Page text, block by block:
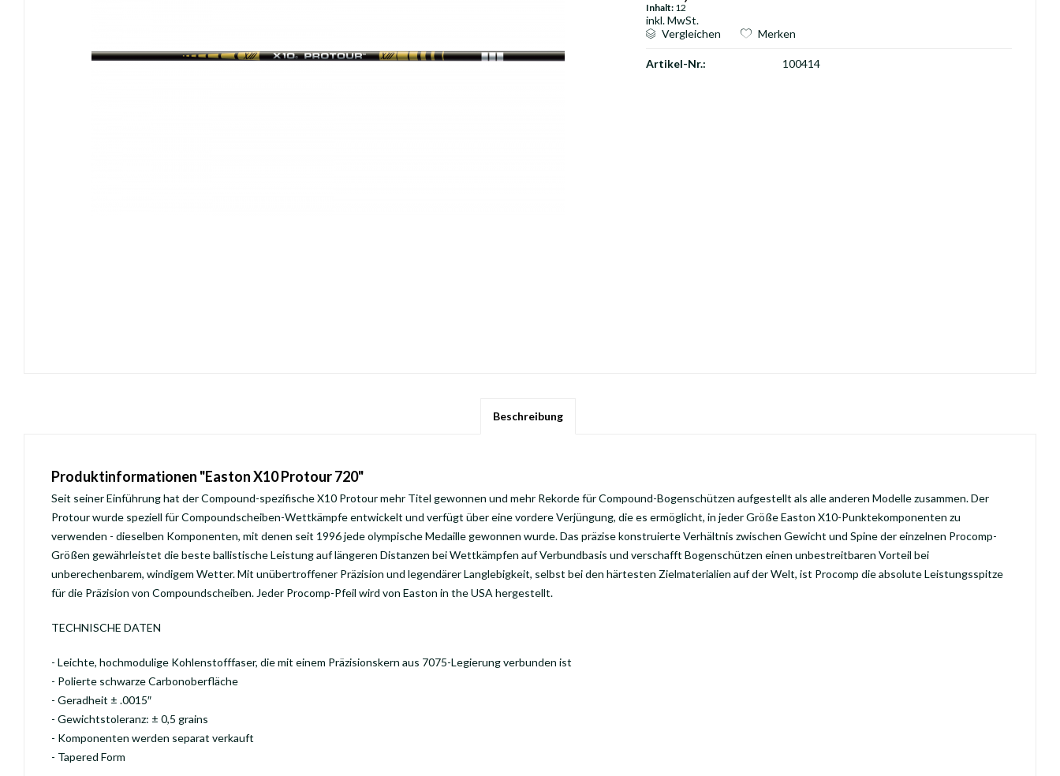
Inhalt: 12
inkl. MwSt.
Vergleichen
Merken
Artikel-Nr.: 100414
Beschreibung
Produktinformationen "Easton X10 Protour 720"
Seit seiner Einführung hat der Compound-spezifische X10 Protour mehr Titel gewonnen und mehr Rekorde für Compound-Bogenschützen aufgestellt als alle anderen Modelle zusammen. Der
Protour wurde speziell für Compoundscheiben-Wettkämpfe entwickelt und verfügt über eine vordere Verjüngung, die es ermöglicht, in jeder Größe Easton X10-Punktekomponenten zu
verwenden - dieselben Komponenten, mit denen seit 1996 jede olympische Medaille gewonnen wurde. Das präzise konstruierte Verhältnis zwischen Gewicht und Spine der einzelnen Procomp-
Größen gewährleistet die beste ballistische Leistung auf längeren Distanzen bei Wettkämpfen auf Verbundbasis und verschafft Bogenschützen einen unbestreitbaren Vorteil bei
unberechenbarem, windigem Wetter. Mit unübertroffener Präzision und legendärer Langlebigkeit, selbst bei den härtesten Zielmaterialien auf der Welt, ist Procomp die absolute Leistungsspitze
für die Präzision von Compoundscheiben. Jeder Procomp-Pfeil wird von Easton in the USA hergestellt.
TECHNISCHE DATEN
- Leichte, hochmodulige Kohlenstofffaser, die mit einem Präzisionskern aus 7075-Legierung verbunden ist
- Polierte schwarze Carbonoberfläche
- Geradheit ± .0015″
- Gewichtstoleranz: ± 0,5 grains
- Komponenten werden separat verkauft
- Tapered Form